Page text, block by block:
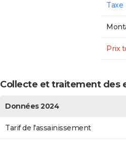
Taxe
Prix
Collecte et traitement des
Données 2024
Tarif de l'assainissement